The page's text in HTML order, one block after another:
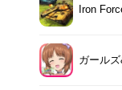
Iron
ガール